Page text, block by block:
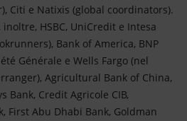
Citi e Natixis (global coordinators).
HSBC, UniCredit e Intesa
Bank of America, BNP
Générale e Wells Fargo (nel
Agricultural Bank of China,
Bank, Credit Agricole CIB,
First Abu Dhabi Bank, Goldman